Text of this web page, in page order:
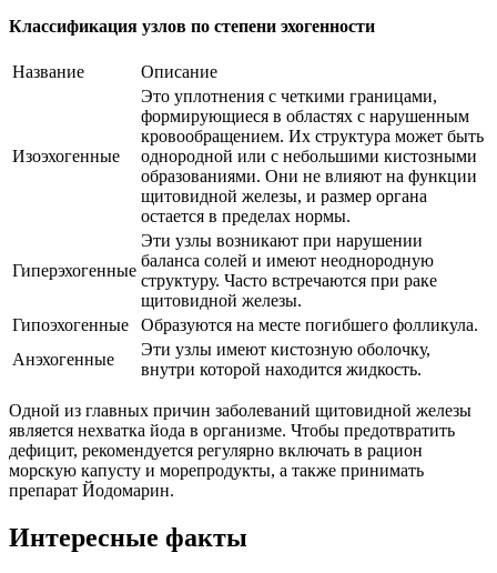
Классификация узлов по степени эхогенности
Название Описание
Изоэхогенные
Это уплотнения с четкими границами,
формирующиеся в областях с нарушенным
кровообращением. Их структура может быть
однородной или с небольшими кистозными
образованиями. Они не влияют на функции
щитовидной железы, и размер органа
остается в пределах нормы.
Гиперэхогенные
Эти узлы возникают при нарушении
баланса солей и имеют неоднородную
структуру. Часто встречаются при раке
щитовидной железы.
Гипоэхогенные
Образуются на месте погибшего фолликула.
Анэхогенные
Эти узлы имеют кистозную оболочку,
внутри которой находится жидкость.
Одной из главных причин заболеваний щитовидной железы
является нехватка йода в организме. Чтобы предотвратить
дефицит, рекомендуется регулярно включать в рацион
морскую капусту и морепродукты, а также принимать
препарат Йодомарин.
Интересные факты